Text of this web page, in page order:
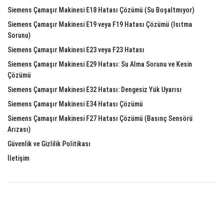
Siemens Çamaşır Makinesi E18 Hatası Çözümü (Su Boşaltmıyor)
Siemens Çamaşır Makinesi E19 veya F19 Hatası Çözümü (Isıtma
Sorunu)
Siemens Çamaşır Makinesi E23 veya F23 Hatası
Siemens Çamaşır Makinesi E29 Hatası: Su Alma Sorunu ve Kesin
Çözümü
Siemens Çamaşır Makinesi E32 Hatası: Dengesiz Yük Uyarısı
Siemens Çamaşır Makinesi E34 Hatası Çözümü
Siemens Çamaşır Makinesi F27 Hatası Çözümü (Basınç Sensörü
Arızası)
Güvenlik ve Gizlilik Politikası
İletişim